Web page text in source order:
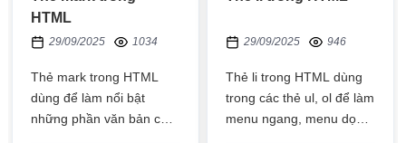
HTML
29/09/2025 1034
Thẻ mark trong HTML
dùng để làm nổi bật
những phần văn bản có ý
29/09/2025 946
Thẻ li trong HTML dùng
trong các thẻ ul, ol để làm
menu ngang, menu dọc,